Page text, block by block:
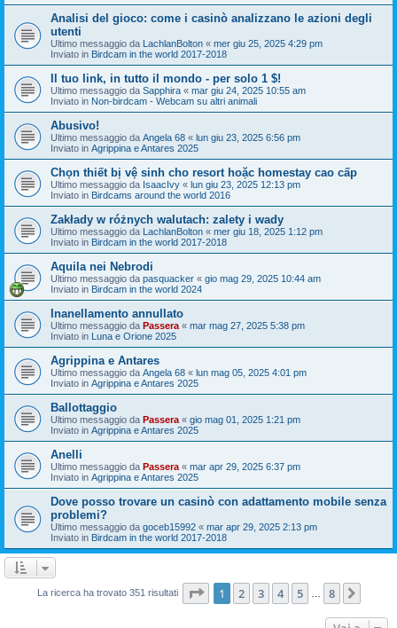
Analisi del gioco: come i casinò analizzano le azioni degli
utenti
Ultimo messaggio da LachlanBolton « mer giu 25, 2025 4:29 pm
Inviato in Birdcam in the world 2017-2018
Il tuo link, in tutto il mondo - per solo 1 $!
Ultimo messaggio da Sapphira « mar giu 24, 2025 10:55 am
Inviato in Non-birdcam - Webcam su altri animali
Abusivo!
Ultimo messaggio da Angela 68 « lun giu 23, 2025 6:56 pm
Inviato in Agrippina e Antares 2025
Chọn thiết bị vệ sinh cho resort hoặc homestay cao cấp
Ultimo messaggio da IsaacIvy « lun giu 23, 2025 12:13 pm
Inviato in Birdcams around the world 2016
Zakłady w różnych walutach: zalety i wady
Ultimo messaggio da LachlanBolton « mer giu 18, 2025 1:12 pm
Inviato in Birdcam in the world 2017-2018
Aquila nei Nebrodi
Ultimo messaggio da pasquacker « gio mag 29, 2025 10:44 am
Inviato in Birdcam in the world 2024
Inanellamento annullato
Ultimo messaggio da Passera « mar mag 27, 2025 5:38 pm
Inviato in Luna e Orione 2025
Agrippina e Antares
Ultimo messaggio da Angela 68 « lun mag 05, 2025 4:01 pm
Inviato in Agrippina e Antares 2025
Ballottaggio
Ultimo messaggio da Passera « gio mag 01, 2025 1:21 pm
Inviato in Agrippina e Antares 2025
Anelli
Ultimo messaggio da Passera « mar apr 29, 2025 6:37 pm
Inviato in Agrippina e Antares 2025
Dove posso trovare un casinò con adattamento mobile senza
problemi?
Ultimo messaggio da goceb15992 « mar apr 29, 2025 2:13 pm
Inviato in Birdcam in the world 2017-2018
La ricerca ha trovato 351 risultati Pagina di
1 2 3 4 5 8